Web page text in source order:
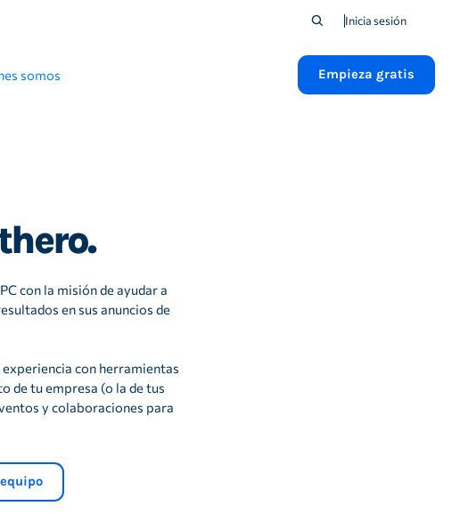
Inicia sesión
somos Empieza gratis
con la misión de ayudar a
en sus anuncios de
con herramientas
de tu empresa (o la de tus
y colaboraciones para